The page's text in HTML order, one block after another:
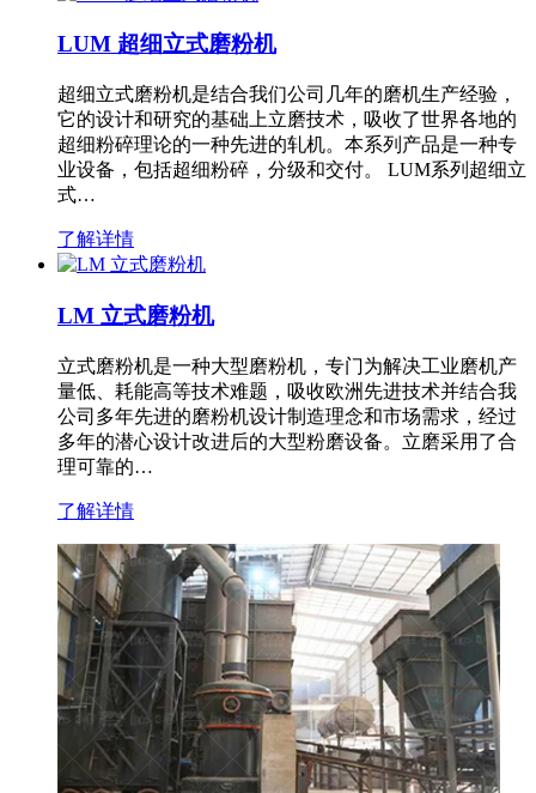
LUM 超细立式磨粉机
超细立式磨粉机是结合我们公司几年的磨机生产经验，
它的设计和研究的基础上立磨技术，吸收了世界各地的
超细粉碎理论的一种先进的轧机。本系列产品是一种专
业设备，包括超细粉碎，分级和交付。 LUM系列超细立
式…
了解详情
LM 立式磨粉机
立式磨粉机是一种大型磨粉机，专门为解决工业磨机产
量低、耗能高等技术难题，吸收欧洲先进技术并结合我
公司多年先进的磨粉机设计制造理念和市场需求，经过
多年的潜心设计改进后的大型粉磨设备。立磨采用了合
理可靠的…
了解详情